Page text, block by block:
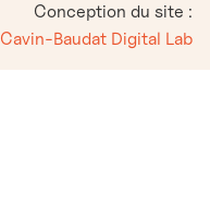
Conception du site :
Cavin-Baudat Digital Lab